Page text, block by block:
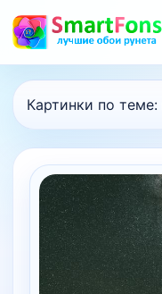
Картинки по теме: